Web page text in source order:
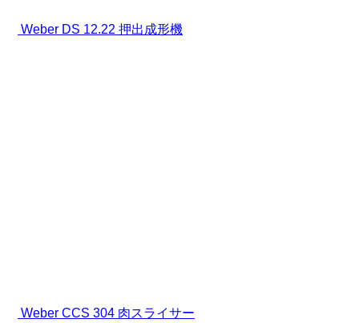
Weber DS 12.22 押出成形機
Weber CCS 304 肉スライサー